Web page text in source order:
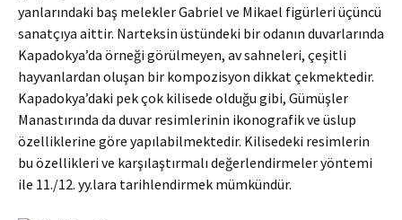
yanlarındaki baş melekler Gabriel ve Mikael figürleri üçüncü
sanatçıya aittir. Narteksin üstündeki bir odanın duvarlarında
Kapadokya’da örneği görülmeyen, av sahneleri, çeşitli
hayvanlardan oluşan bir kompozisyon dikkat çekmektedir.
Kapadokya’daki pek çok kilisede olduğu gibi, Gümüşler
Manastırında da duvar resimlerinin ikonografik ve üslup
özelliklerine göre yapılabilmektedir. Kilisedeki resimlerin
bu özellikleri ve karşılaştırmalı değerlendirmeler yöntemi
ile 11./12. yy.lara tarihlendirmek mümkündür.